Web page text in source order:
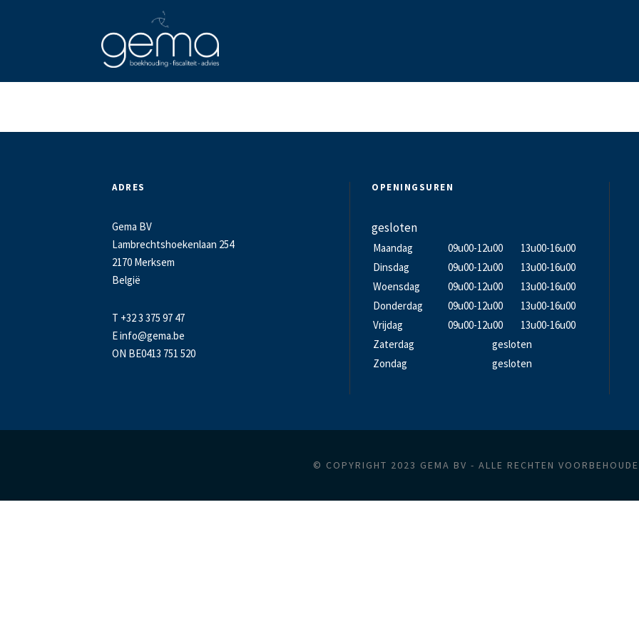
ADRES
Gema BV
Lambrechtshoekenlaan 254
2170 Merksem
België
T +32 3 375 97 47
Einfo@gema.be
ON BE0413 751 520
OPENINGSUREN
gesloten
Maandag 09u00-12u00
13u00-16u00
Dinsdag
09u00-12u00
13u00-16u00
Woensdag
09u00-12u00
13u00-16u00
Donderdag
09u00-12u00
13u00-16u00
Vrijdag
09u00-12u00
13u00-16u00
Zaterdag
gesloten
Zondag
gesloten
© COPYRIGHT 2023 GEMA BV - ALLE RECHTEN